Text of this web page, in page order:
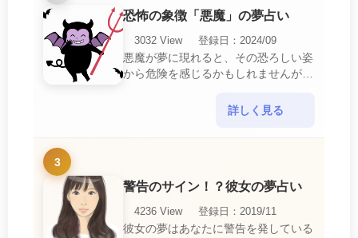
恐怖の象徴「悪魔」の夢占い
3032 View
登録日：2024/09
悪魔が夢に現れると、その恐ろしい姿
から危険を感じるかもしれませんが、
詳しく見る
3
警告のサイン！？彼女の夢占い
4236 View
登録日：2019/11
彼女の夢はあなたに警告を発している